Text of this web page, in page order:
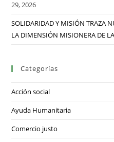
29, 2026
SOLIDARIDAD Y MISIÓN TRAZA
LA DIMENSIÓN MISIONERA DE
Categorías
Acción social
Ayuda Humanitaria
Comercio justo